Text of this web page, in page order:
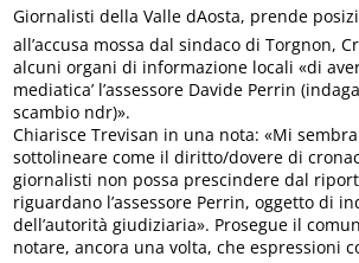
Giornalisti della Valle dAosta, prende
all’accusa mossa dal sindaco di Torgnon,
alcuni organi di informazione locali «di aver
mediatica’ l’assessore Davide Perrin
scambio ndr)».
Chiarisce Trevisan in una nota: «Mi
sottolineare come il diritto/dovere di
giornalisti non possa prescindere dal
riguardano l’assessore Perrin, oggetto di
dell’autorità giudiziaria». Prosegue il
notare, ancora una volta, che espressioni